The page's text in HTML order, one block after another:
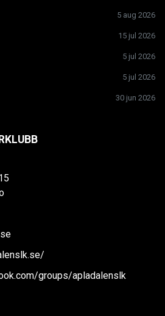
5 aug 2026
15 jul 2026
5 jul 2026
5 jul 2026
30 jun 2026
groups/apladalenslk